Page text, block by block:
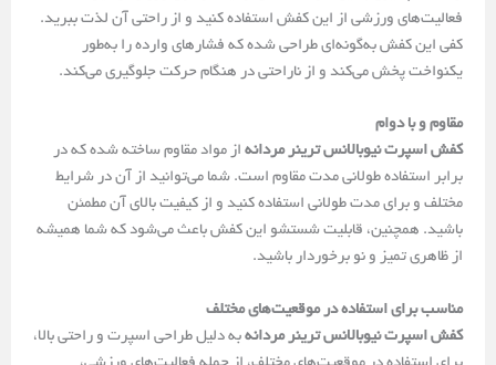
فعالیت‌های ورزشی از این کفش استفاده کنید و از راحتی آن لذت ببرید.
کفی این کفش به‌گونه‌ای طراحی شده که فشارهای وارده را به‌طور
یکنواخت پخش می‌کند و از ناراحتی در هنگام حرکت جلوگیری می‌کند.
مقاوم و با دوام
کفش اسپرت نیوبالانس ترینر مردانه از مواد مقاوم ساخته شده که در
برابر استفاده طولانی مدت مقاوم است. شما می‌توانید از آن در شرایط
مختلف و برای مدت طولانی استفاده کنید و از کیفیت بالای آن مطمئن
باشید. همچنین، قابلیت شستشو این کفش باعث می‌شود که شما همیشه
از ظاهری تمیز و نو برخوردار باشید.
مناسب برای استفاده در موقعیت‌های مختلف
کفش اسپرت نیوبالانس ترینر مردانه به دلیل طراحی اسپرت و راحتی بالا،